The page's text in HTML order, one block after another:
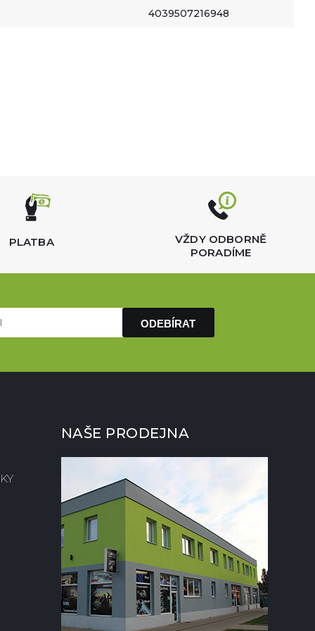
4039507216948
PLATBA
VŽDY ODBORNĚ
PORADÍME
ODEBÍRAT
NAŠE PRODEJNA